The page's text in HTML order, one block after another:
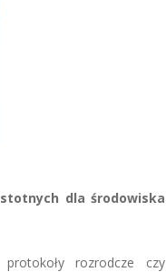
dla środowiska
rozrodcze czy